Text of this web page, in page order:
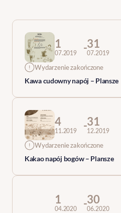
1
07.2019 -31
07.2019
Wydarzenie zakończone
Kawa cudowny napój – Plansze
4
11.2019 -31
12.2019
Wydarzenie zakończone
Kakao napój bogów – Plansze
1
04.2020 -30
06.2020